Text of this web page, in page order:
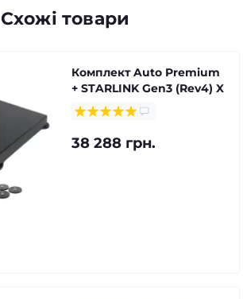
Схожі товари
Комплект Auto Premium
+ STARLINK Gen3 (Rev4) X
38 288 грн.